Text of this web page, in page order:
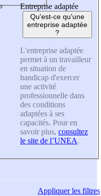
Entreprise adaptée
Qu'est-ce qu'une
entreprise adaptée
?
L'entreprise adaptée
permet à un travailleur
en situation de
handicap d'exercer
une activité
professionnelle dans
des conditions
adaptées à ses
capacités. Pour en
savoir plus, consultez
le site de l’UNEA.
Appliquerles filtres